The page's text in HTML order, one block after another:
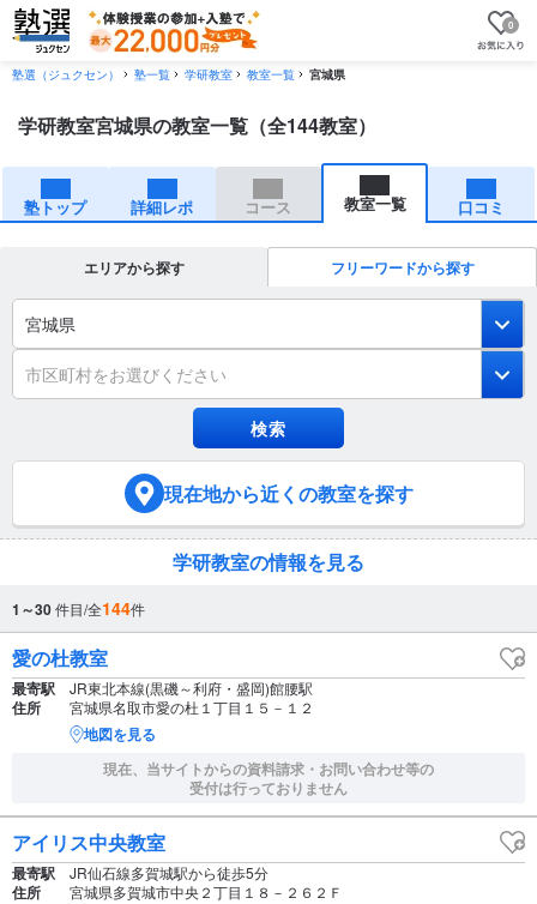
0
塾選（ジュクセン） 塾一覧 学研教室 教室一覧 宮城県
学研教室宮城県の教室一覧（全144教室）
塾トップ 詳細レポ コース 教室一覧 口コミ
エリアから探す フリーワードから探す
宮城県
市区町村をお選びください
現在地から近くの教室を探す
学研教室の情報を見る
1～30件目/全144件
愛の杜教室
最寄駅 JR東北本線(黒磯～利府・盛岡)館腰駅
住所 宮城県名取市愛の杜１丁目１５－１２
地図を見る
現在、当サイトからの資料請求・お問い合わせ等の
受付は行っておりません
アイリス中央教室
最寄駅 JR仙石線多賀城駅から徒歩5分
住所 宮城県多賀城市中央２丁目１８－２６２Ｆ